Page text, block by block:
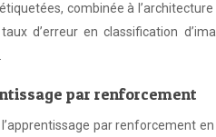
combinée à
d’erreur en classification
par renforcement
par renforcement